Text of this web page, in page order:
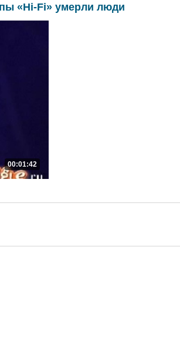
«Hi-Fi» умерли люди
00:01:42